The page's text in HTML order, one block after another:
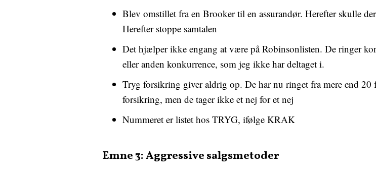
Blev omstillet fra en Brooker til en assurandør. Herefter skulle
Herefter stoppe samtalen
Det hjælper ikke engang at være på Robinsonlisten. De ringer
eller anden konkurrence, som jeg ikke har deltaget i.
Tryg forsikring giver aldrig op. De har nu ringet fra mere end
forsikring, men de tager ikke et nej for et nej
Nummeret er listet hos TRYG, ifølge KRAK
Emne 3: Aggressive salgsmetoder